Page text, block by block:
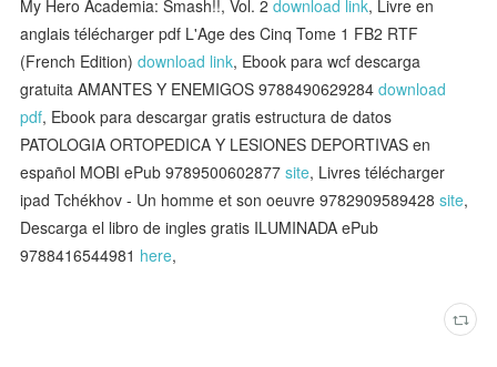
My Hero Academia: Smash!!, Vol. 2download link, Livre en
anglais télécharger pdf L'Age des Cinq Tome 1 FB2 RTF
(French Edition)download link, Ebook para wcf descarga
gratuita AMANTES Y ENEMIGOS 9788490629284download
pdf, Ebook para descargar gratis estructura de datos
PATOLOGIA ORTOPEDICA Y LESIONES DEPORTIVAS en
español MOBI ePub 9789500602877site, Livres télécharger
ipad Tchékhov - Un homme et son oeuvre 9782909589428site,
Descarga el libro de ingles gratis ILUMINADA ePub
9788416544981 here,